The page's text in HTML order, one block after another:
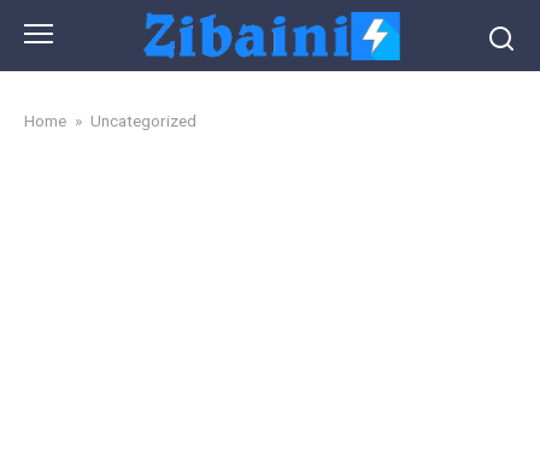
content
Home » Uncategorized